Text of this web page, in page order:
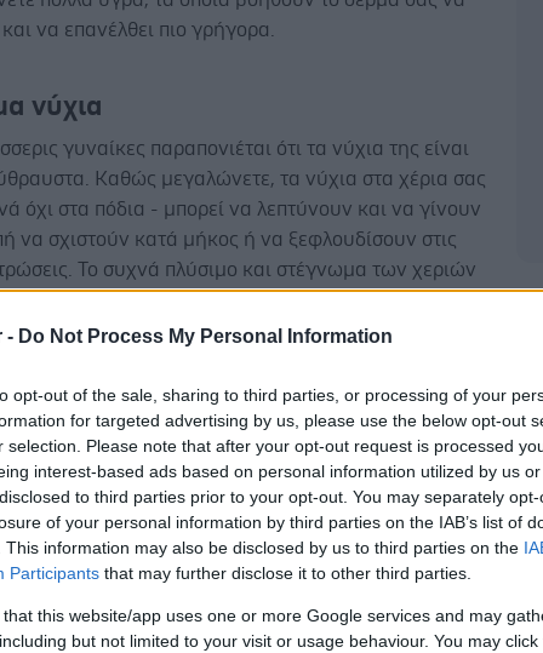
- Do Not Process My Personal Information
opt-out of the sale, sharing to third parties, or processing of your
for targeted advertising by us, please use the below opt-out
selection. Please note that after your opt-out request is processed
interest-based ads based on personal information utilized by us
to third parties prior to your opt-out. You may separately
of your personal information by third parties on the IAB’s list of
This information may also be disclosed by us to third parties on the
Participants that may further disclose it to other third parties.
that this website/app uses one or more Google services and may
but not limited to your visit or usage behaviour. You may
να επανέλθει πιο γρήγορα.
νύχια
γυναίκες παραπονιέται ότι τα νύχια της είναι
Καθώς μεγαλώνετε, τα νύχια στα χέρια σας
όχι στα πόδια - μπορεί να λεπτύνουν και να γίνουν
να σχιστούν κατά μήκος ή να ξεφλουδίσουν στις
Το συχνά πλύσιμο και στέγνωμα των χεριών
Προστατέψτε τα με γάντια και χοντρές
αρκετά συχνά στις μεγάλες ηλικίες. Η ξηροστομία
σε περισσότερα προβλήματα, όπως πληγές
Ο γιατρός σας μπορεί να διαγνώσει τη βασική
σας πει αν φάρμακα, σταγόνες ή ειδικά ξεβγάλματα
τον ήλιο